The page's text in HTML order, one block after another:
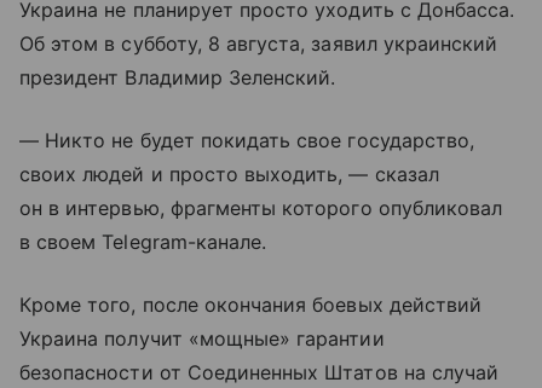
Украина не планирует просто уходить с Донбасса.
Об этом в субботу, 8 августа, заявил украинский
президент Владимир Зеленский.
— Никто не будет покидать свое государство,
своих людей и просто выходить, — сказал
он в интервью, фрагменты которого опубликовал
в своем Telegram-канале.
Кроме того, после окончания боевых действий
Украина получит «мощные» гарантии
безопасности от Соединенных Штатов на случай